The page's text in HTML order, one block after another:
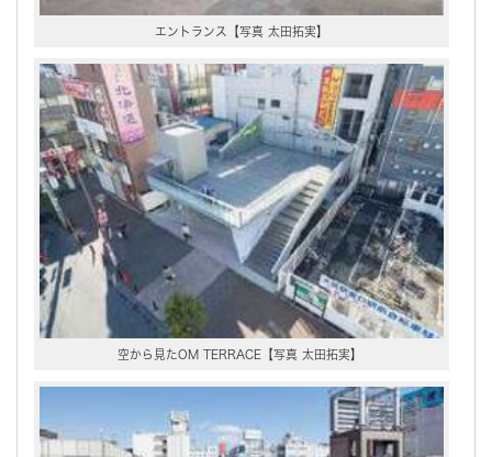
エントランス【写真 太田拓実】
空から見たOM TERRACE【写真 太田拓実】